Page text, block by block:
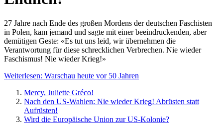
27 Jahre nach Ende des großen Mordens der deutschen Faschisten
in Polen, kam jemand und sagte mit einer beeindruckenden, aber
demütigen Geste: «Es tut uns leid, wir übernehmen die
Verantwortung für diese schrecklichen Verbrechen. Nie wieder
Faschismus! Nie wieder Krieg!»
Weiterlesen: Warschau heute vor 50 Jahren
Mercy, Juliette Gréco!
Nach den US-Wahlen: Nie wieder Krieg! Abrüsten statt
Aufrüsten!
Wird die Europäische Union zur US-Kolonie?